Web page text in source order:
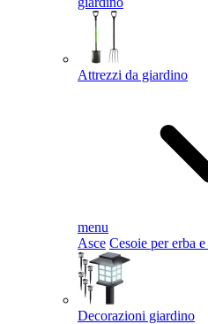
Attrezzi da giardino
menu
Asce Cesoie per erba
Decorazioni giardino